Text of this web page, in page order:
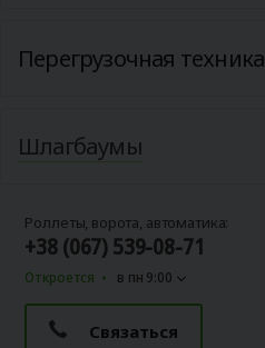
Перегрузочная техника
Шлагбаумы
Роллеты, ворота, автоматика:
+38 (067) 539-08-71
Откроется в пн 9:00
Связаться